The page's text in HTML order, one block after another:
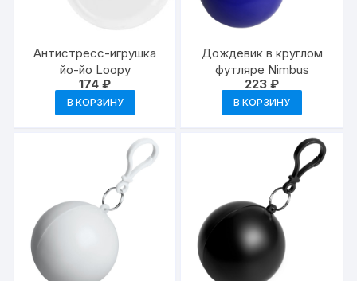
Антистресс-игрушка
йо-йо Loopy
174₽
В КОРЗИНУ
Дождевик в круглом
футляре Nimbus
223₽
В КОРЗИНУ